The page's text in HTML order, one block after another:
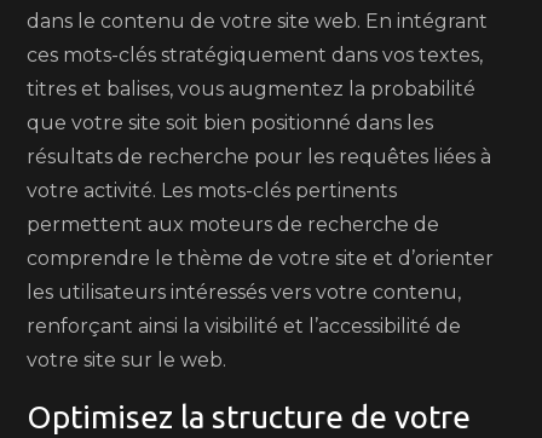
dans le contenu de votre site web. En intégrant
ces mots-clés stratégiquement dans vos textes,
titres et balises, vous augmentez la probabilité
que votre site soit bien positionné dans les
résultats de recherche pour les requêtes liées à
votre activité. Les mots-clés pertinents
permettent aux moteurs de recherche de
comprendre le thème de votre site et d’orienter
les utilisateurs intéressés vers votre contenu,
renforçant ainsi la visibilité et l’accessibilité de
votre site sur le web.
Optimisez la structure de votre